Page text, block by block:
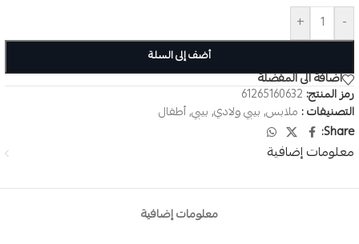
-
+
أضف إلى السلة
اضافة الى المفضلة
رمز المنتج: 61265160632
التصنيفات : ملابس, بيبي ولادي, بيبي,أطفال
Share:
معلومات إضافية
معلومات إضافية